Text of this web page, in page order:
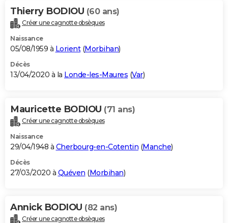
Thierry BODIOU (60 ans)
Créer une cagnotte obsèques
Naissance
05/08/1959 à Lorient(Morbihan)
Décès
13/04/2020 à la Londe-les-Maures (Var)
Mauricette BODIOU (71 ans)
Créer une cagnotte obsèques
Naissance
29/04/1948 à Cherbourg-en-Cotentin (Manche)
Décès
27/03/2020 à Quéven (Morbihan)
Annick BODIOU (82 ans)
Créer une cagnotte obsèques